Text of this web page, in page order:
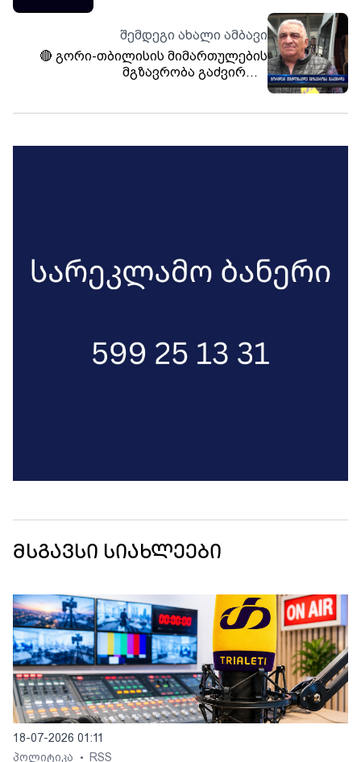
შემდეგი ახალი ამბავი
🔴 გორი-თბილისის მიმართულების
მგზავრობა გაძვირდა.
მსგავსი სიახლეები
18-07-2026 01:11
პოლიტიკა
• RSS